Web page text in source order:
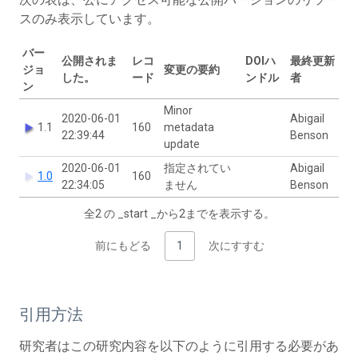
スのみ表示しています。
バー
ジョ
ン
公開されま
した。
レコ
ード
変更の要約
DOIハ
ンドル
最終更新
者
1.1
2020-06-01
22:39:44
160
Minor
metadata
update
Abigail
Benson
1.0
2020-06-01
22:34:05
160
指定されてい
ません
Abigail
Benson
全2 の _start _から2までを表示する。
前にもどる 1 次にすすむ
引用方法
研究者はこの研究内容を以下のように引用する必要があ